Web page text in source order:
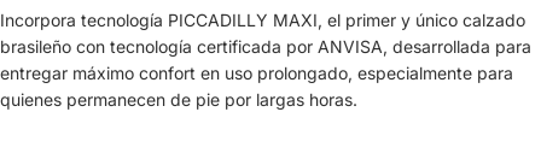
Incorpora tecnología PICCADILLY MAXI, el primer y único calzado
brasileño con tecnología certificada por ANVISA, desarrollada para
entregar máximo confort en uso prolongado, especialmente para
quienes permanecen de pie por largas horas.